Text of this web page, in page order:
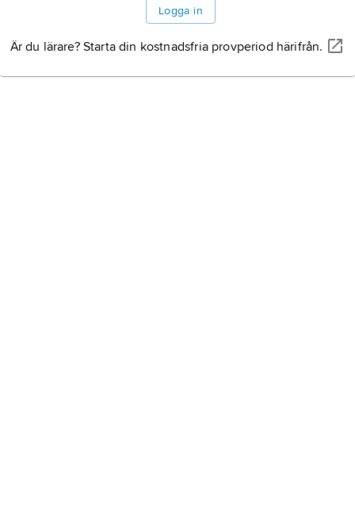
Logga in
Är du lärare? Starta din kostnadsfria provperiod härifrån.